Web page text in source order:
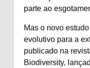
parte ao
Mas o novo
evolutivo para a
publicado na
Biodiversity,